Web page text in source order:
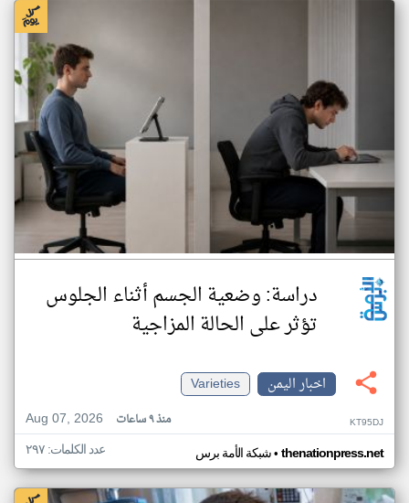
دراسة: وضعية الجسم أثناء الجلوس
تؤثر على الحالة المزاجية
اخبار اليمن
Varieties
Aug 07, 2026
منذ ٩ ساعات KT95DJ
شبكة الأمة برس• thenationpress.net عدد الكلمات: ٢٩٧